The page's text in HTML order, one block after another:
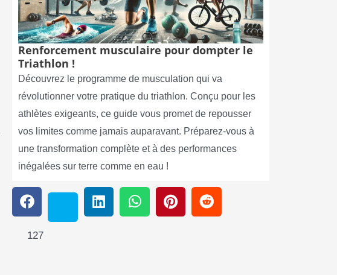
Renforcement musculaire pour dompter le
Triathlon !
Découvrez le programme de musculation qui va
révolutionner votre pratique du triathlon. Conçu pour les
athlètes exigeants, ce guide vous promet de repousser
vos limites comme jamais auparavant. Préparez-vous à
une transformation complète et à des performances
inégalées sur terre comme en eau !
127